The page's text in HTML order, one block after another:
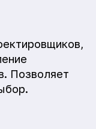
Позволяет